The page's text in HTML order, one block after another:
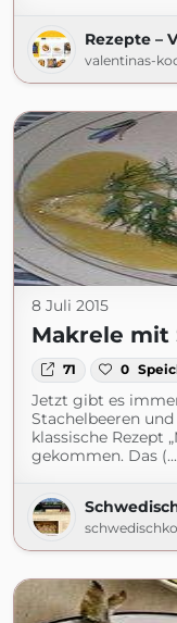
Rezepte –
valentinas-
8 Juli 2015
Makrele mit
71 0
Jetzt gibt es
Stachelbeeren
klassische Rezept
gekommen. Das